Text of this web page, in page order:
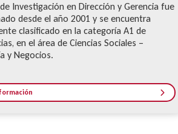
Investigación en Dirección y Gerencia fue
desde el año 2001 y se encuentra
clasificado en la categoría A1 de
en el área de Ciencias Sociales –
y Negocios.